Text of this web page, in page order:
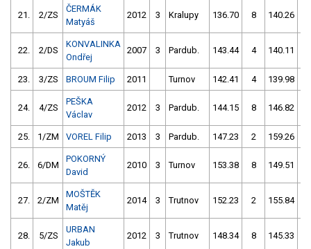
21. 2/ZS
ČERMÁK
Matyáš
2012 3 Kralupy 136.70 8 140.26
22. 2/DS
KONVALINKA
Ondřej
2007 3 Pardub. 143.44 4 140.11
23. 3/ZS BROUM Filip 2011 Turnov 142.41 4 139.98
24. 4/ZS
PEŠKA
Václav
2012 3 Pardub. 144.15 8 146.82
25. 1/ZM VOREL Filip 2013 3 Pardub. 147.23 2 159.26
26. 6/DM
POKORNÝ
David
2010 3 Turnov 153.38 8 149.51
27. 2/ZM
MOŠTĚK
Matěj
2014 3 Trutnov 152.23 2 155.84
28. 5/ZS
URBAN
Jakub
2012 3 Trutnov 148.34 8 145.33